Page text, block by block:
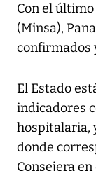
Con el
(Minsa),
confirmados
El Estado
indicadores
hospitalaria,
donde
Consejera